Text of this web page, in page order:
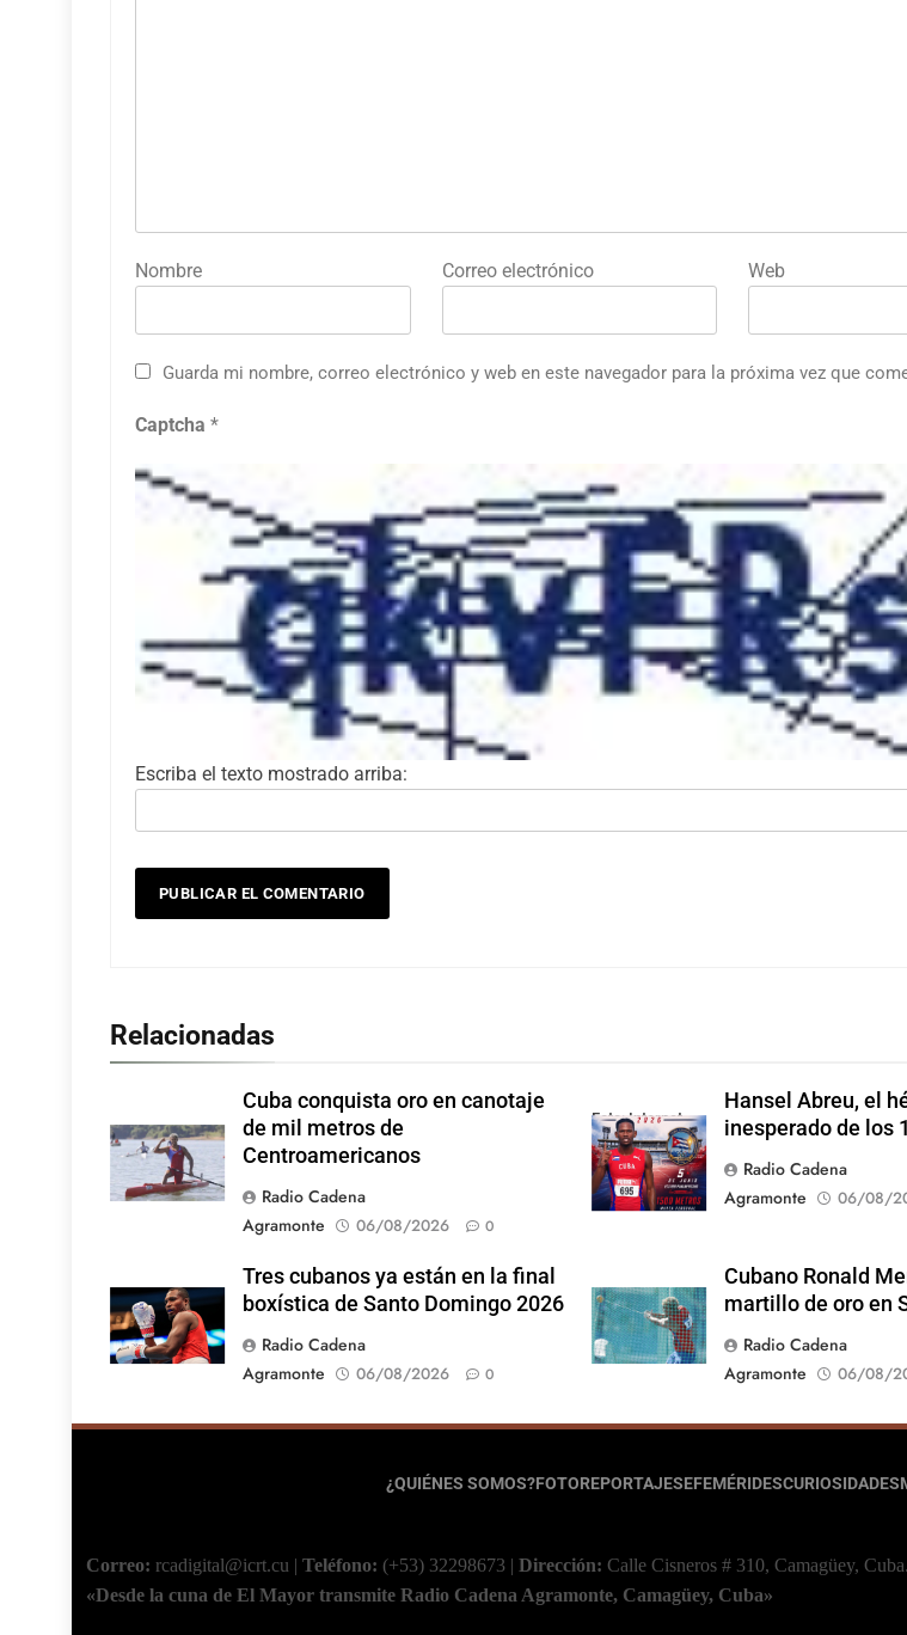
Nombre Correo electrónico Web
Guarda mi nombre, correo electrónico y web en este navegador para la próxima vez que
Captcha *
Escriba el texto mostrado arriba:
Relacionadas
Cuba conquista oro en canotaje
de mil metros de
Centroamericanos
Radio Cadena
Agramonte
06/08/2026 0
Foto: Internet
Hansel Abreu, el
inesperado de los
Radio Cadena
Agramonte
06/08/
Tres cubanos ya están en la final
boxística de Santo Domingo 2026
Radio Cadena
Agramonte
06/08/2026 0
Cubano Ronald
martillo de oro en
Radio Cadena
Agramonte
06/08/
¿QUIÉNES SOMOS?FOTOREPORTAJESEFEMÉRIDESCURIOSIDADES
Correo: rcadigital@icrt.cu | Teléfono: (+53) 32298673 | Dirección: Calle Cisneros # 310, Camagüey, Cuba.
«Desde la cuna de El Mayor transmite Radio Cadena Agramonte, Camagüey, Cuba»